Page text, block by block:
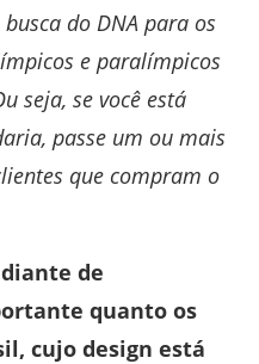
do DNA para os
e paralímpicos
seja, se você está
passe um ou mais
que compram o
de
quanto os
cujo design está